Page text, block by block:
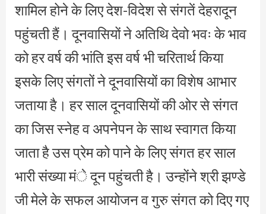
शामिल होने के लिए देश-विदेश से संगतें देहरादून
पहुंचती हैं। दूनवासियों ने अतिथि देवो भवः के भाव
को हर वर्ष की भांति इस वर्ष भी चरितार्थ किया
इसके लिए संगतों ने दूनवासियों का विशेष आभार
जताया है। हर साल दूनवासियों की ओर से संगत
का जिस स्नेह व अपनेपन के साथ स्वागत किया
जाता है उस प्रेम को पाने के लिए संगत हर साल
भारी संख्या मंे दून पहुंचती है। उन्होंने श्री झण्डे
जी मेले के सफल आयोजन व गुरु संगत को दिए गए